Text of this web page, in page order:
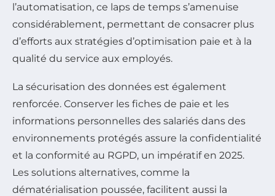
l’automatisation, ce laps de temps s’amenuise
considérablement, permettant de consacrer plus
d’efforts aux stratégies d’optimisation paie et à la
qualité du service aux employés.
La sécurisation des données est également
renforcée. Conserver les fiches de paie et les
informations personnelles des salariés dans des
environnements protégés assure la confidentialité
et la conformité au RGPD, un impératif en 2025.
Les solutions alternatives, comme la
dématérialisation poussée, facilitent aussi la